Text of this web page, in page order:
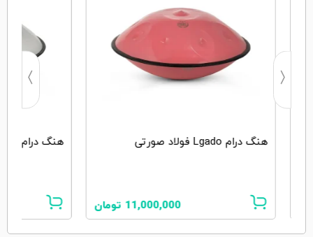
هنگ درام Lgado فولاد صورتی
11,000,000 تومان
هنگ درام Lgado فولاد سفید